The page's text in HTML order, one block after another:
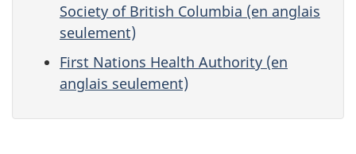
Society of British Columbia (en anglais
seulement)
First Nations Health Authority (en
anglais seulement)